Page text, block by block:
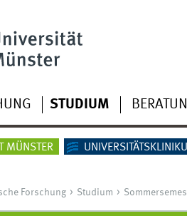
STUDIUM
MÜNSTER
Forschung Studium